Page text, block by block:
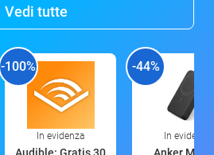
Vedi tutte
-100%
In evidenza
Audible: Gratis 30
-44%
In evidenza
Anker